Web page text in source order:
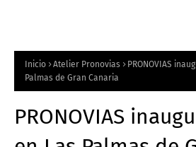
Inicio Atelier Pronovias
PRONOVIAS
Palmas de Gran Canaria
PRONOVIAS